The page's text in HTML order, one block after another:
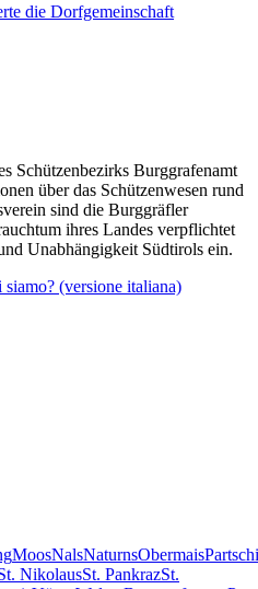
die Dorfgemeinschaft
Schützenbezirks Burggrafenamt
über das Schützenwesen rund
sind die Burggräfler
ihres Landes verpflichtet
Unabhängigkeit Südtirols ein.
siamo? (versione italiana)
MoosNalsNaturnsObermais
NikolausSt. PankrazSt.